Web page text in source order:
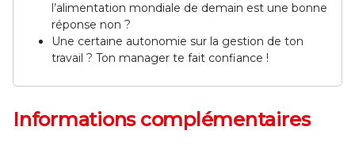
l’alimentation mondiale de demain est une bonne
réponse non ?
Une certaine autonomie sur la gestion de ton
travail ? Ton manager te fait confiance !
Informations complémentaires